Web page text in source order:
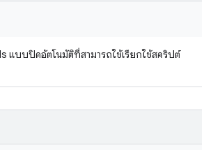
แบบปิดอัตโนมัติที่สามารถใช้เรียกใช้สคริปต์